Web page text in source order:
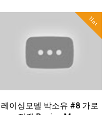
Hot
레이싱모델 박소유 #8 가로